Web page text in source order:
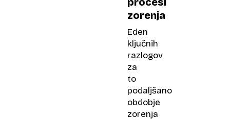
zorenja
Eden
ključnih
razlogov
za
to
podaljšano
obdobje
zorenja